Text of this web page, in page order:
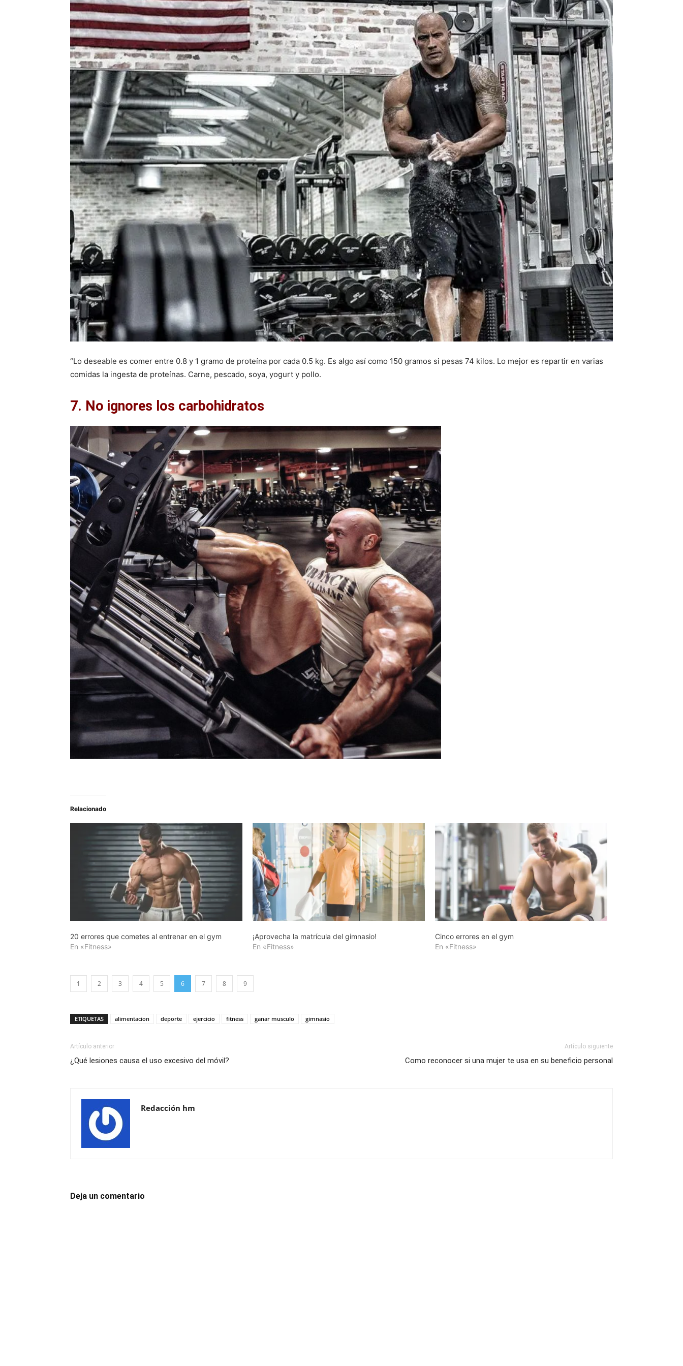
“Lo deseable es comer entre 0.8 y 1 gramo de proteína por cada 0.5 kg. Es algo así como 150 gramos si pesas 74 kilos. Lo mejor es repartir en varias
comidas la ingesta de proteínas. Carne, pescado, soya, yogurt y pollo.
7. No ignores los carbohidratos
Relacionado
20 errores que cometes al entrenar en el gym
En «Fitness»
¡Aprovecha la matrícula del gimnasio!
En «Fitness»
Cinco errores en el gym
En «Fitness»
1 2 3 4 5 6 7 8 9
ETIQUETAS alimentacion deporte ejercicio fitness ganar musculo gimnasio
Artículo anterior
¿Qué lesiones causa el uso excesivo del móvil?
Artículo siguiente
Como reconocer si una mujer te usa en su beneficio personal
Redacción hm
Deja un comentario